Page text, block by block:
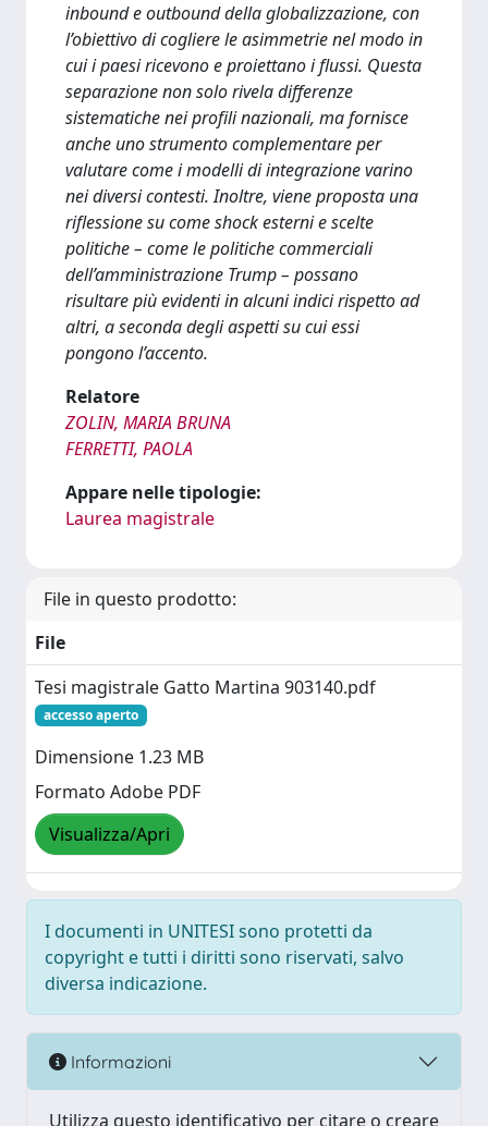
inbound e outbound della globalizzazione, con
l’obiettivo di cogliere le asimmetrie nel modo in
cui i paesi ricevono e proiettano i flussi. Questa
separazione non solo rivela differenze
sistematiche nei profili nazionali, ma fornisce
anche uno strumento complementare per
valutare come i modelli di integrazione varino
nei diversi contesti. Inoltre, viene proposta una
riflessione su come shock esterni e scelte
politiche – come le politiche commerciali
dell’amministrazione Trump – possano
risultare più evidenti in alcuni indici rispetto ad
altri, a seconda degli aspetti su cui essi
pongono l’accento.
Relatore
ZOLIN, MARIA BRUNA
FERRETTI, PAOLA
Appare nelle tipologie:
Laurea magistrale
File in questo prodotto:
File
Tesi magistrale Gatto Martina 903140.pdf
accesso aperto
Dimensione 1.23 MB
Formato Adobe PDF
Visualizza/Apri
I documenti in UNITESI sono protetti da
copyright e tutti i diritti sono riservati, salvo
diversa indicazione.
Informazioni
Utilizza questo identificativo per citare o creare